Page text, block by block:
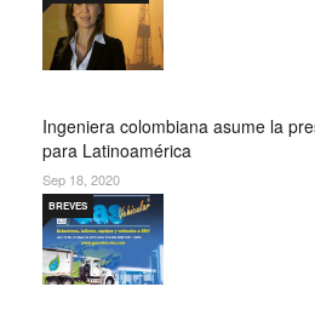
Ingeniera colombiana asume la
para Latinoamérica
Sep 18, 2020
BREVES